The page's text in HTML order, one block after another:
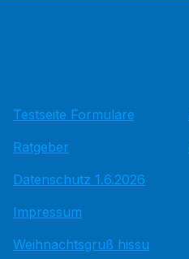
Testseite Formulare
Ratgeber
Datenschutz 1.6.2026
Impressum
Weihnachtsgruß hissu